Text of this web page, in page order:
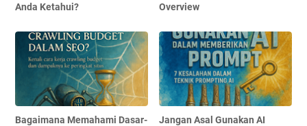
Anda Ketahui?
Overview
Bagaimana Memahami Dasar-
Jangan Asal Gunakan AI